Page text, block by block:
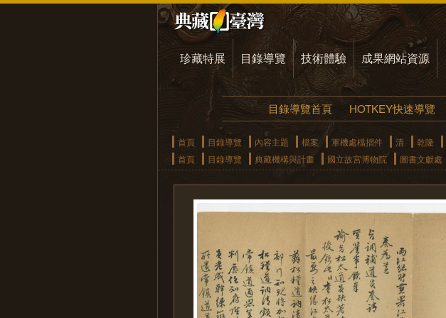
珍藏特展 目錄導覽 技術體驗 成果網站資源
目錄導覽首頁 HOTKEY快速導覽
首頁 目錄導覽 內容主題 檔案 軍機處檔摺件 清 乾隆
首頁
目錄導覽 典藏機構與計畫 國立故宮博物院 圖書文獻處